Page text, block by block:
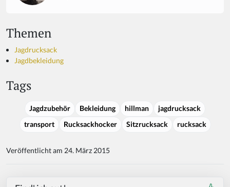
Themen
Jagdrucksack
Jagdbekleidung
Tags
Jagdzubehör Bekleidung hillman
jagdrucksack
transport
Rucksackhocker Sitzrucksack rucksack
Veröffentlicht am 24. März 2015